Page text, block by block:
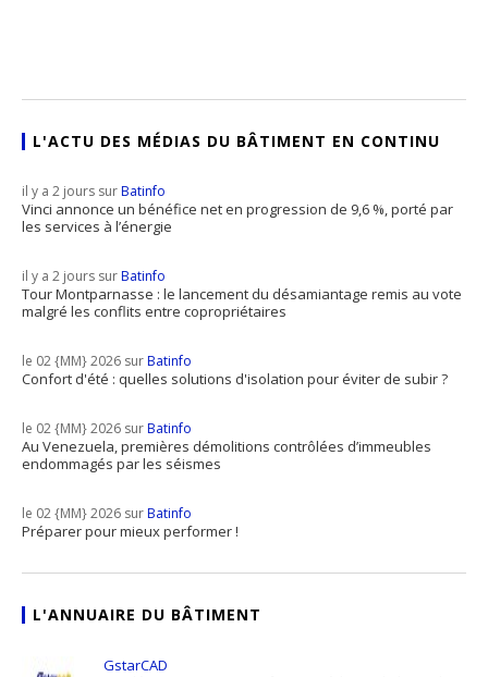
L'ACTU DES MÉDIAS DU BÂTIMENT EN CONTINU
il y a 2 jours surBatinfo
Vinci annonce un bénéfice net en progression de 9,6 %, porté par
les services à l’énergie
il y a 2 jours surBatinfo
Tour Montparnasse : le lancement du désamiantage remis au vote
malgré les conflits entre copropriétaires
le 02 {MM} 2026 surBatinfo
Confort d'été : quelles solutions d'isolation pour éviter de subir ?
le 02 {MM} 2026 surBatinfo
Au Venezuela, premières démolitions contrôlées d’immeubles
endommagés par les séismes
le 02 {MM} 2026 surBatinfo
Préparer pour mieux performer !
L'ANNUAIRE DU BÂTIMENT
GstarCAD